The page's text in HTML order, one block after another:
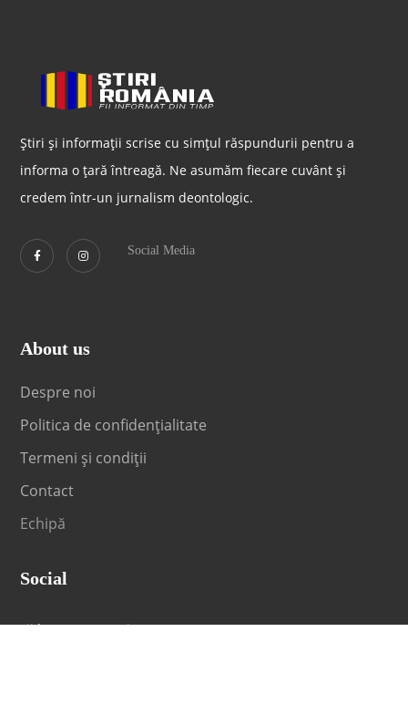
Știri și informații scrise cu simțul răspundurii pentru a
informa o țară întreagă. Ne asumăm fiecare cuvânt și
credem într-un jurnalism deontologic.
Social Media
About us
Despre noi
Politica de confidențialitate
Termeni și condiții
Contact
Echipă
Social
Fii la curent cu orice noutate